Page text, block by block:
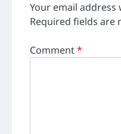
Your email
Required fields are
Comment*